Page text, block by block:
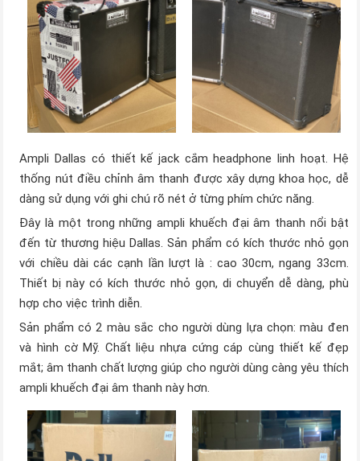
Ampli Dallas có thiết kế jack cắm headphone linh hoạt. Hệ
thống nút điều chỉnh âm thanh được xây dựng khoa học, dễ
dàng sử dụng với ghi chú rõ nét ở từng phím chức năng.
Đây là một trong những ampli khuếch đại âm thanh nổi bật
đến từ thương hiệu Dallas. Sản phẩm có kích thước nhỏ gọn
với chiều dài các cạnh lần lượt là : cao 30cm, ngang 33cm.
Thiết bị này có kích thước nhỏ gọn, di chuyển dễ dàng, phù
hợp cho việc trình diễn.
Sản phẩm có 2 màu sắc cho người dùng lựa chọn: màu đen
và hình cờ Mỹ. Chất liệu nhựa cứng cáp cùng thiết kế đẹp
mắt; âm thanh chất lượng giúp cho người dùng càng yêu thích
ampli khuếch đại âm thanh này hơn.